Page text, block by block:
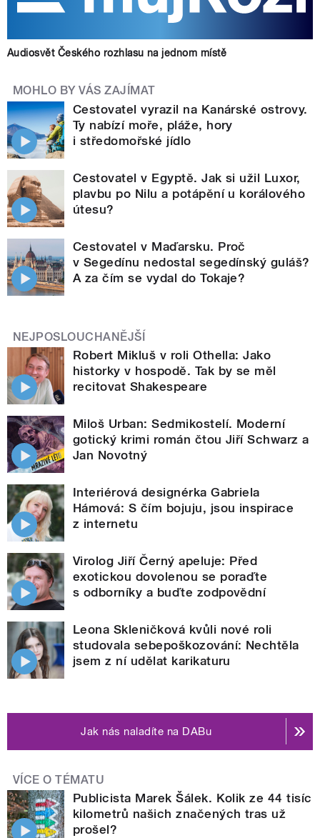
Audiosvět Českého rozhlasu na jednom místě
MOHLO BY VÁS ZAJÍMAT
Cestovatel vyrazil na Kanárské ostrovy.
Ty nabízí moře, pláže, hory
i středomořské jídlo
Cestovatel v Egyptě. Jak si užil Luxor,
plavbu po Nilu a potápění u korálového
útesu?
Cestovatel v Maďarsku. Proč
v Segedínu nedostal segedínský guláš?
A za čím se vydal do Tokaje?
NEJPOSLOUCHANĚJŠÍ
Robert Mikluš v roli Othella: Jako
historky v hospodě. Tak by se měl
recitovat Shakespeare
Miloš Urban: Sedmikostelí. Moderní
gotický krimi román čtou Jiří Schwarz a
Jan Novotný
Interiérová designérka Gabriela
Hámová: S čím bojuju, jsou inspirace
z internetu
Virolog Jiří Černý apeluje: Před
exotickou dovolenou se poraďte
s odborníky a buďte zodpovědní
Leona Skleničková kvůli nové roli
studovala sebepoškozování: Nechtěla
jsem z ní udělat karikaturu
Jak nás naladíte na DABu
VÍCE O TÉMATU
Publicista Marek Šálek. Kolik ze 44 tisíc
kilometrů našich značených tras už
prošel?